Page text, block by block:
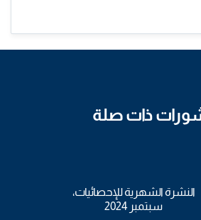
ذات صلة
النشرة الشهرية للإحصائيات،
سبتمبر 2024